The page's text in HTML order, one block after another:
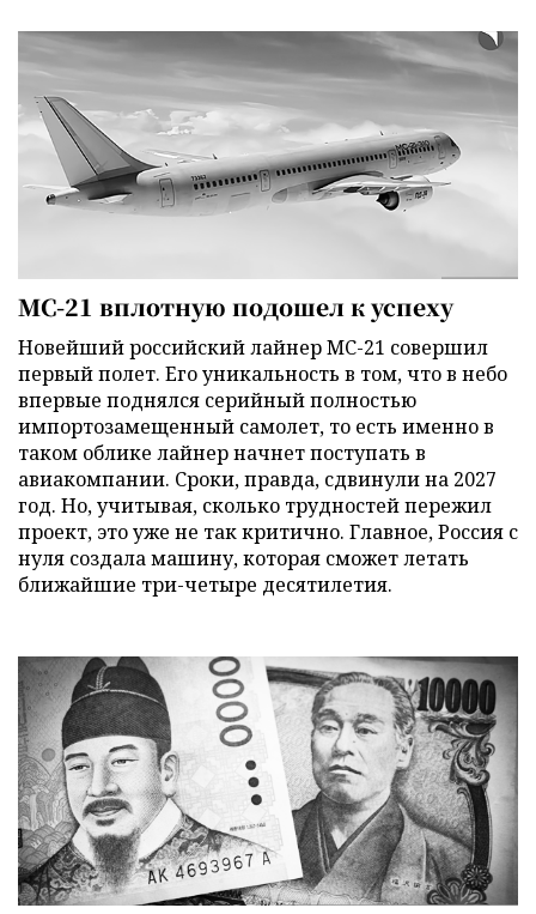
МС-21 вплотную подошел к успеху
Новейший российский лайнер МС-21 совершил
первый полет. Его уникальность в том, что в небо
впервые поднялся серийный полностью
импортозамещенный самолет, то есть именно в
таком облике лайнер начнет поступать в
авиакомпании. Сроки, правда, сдвинули на 2027
год. Но, учитывая, сколько трудностей пережил
проект, это уже не так критично. Главное, Россия с
нуля создала машину, которая сможет летать
ближайшие три-четыре десятилетия.